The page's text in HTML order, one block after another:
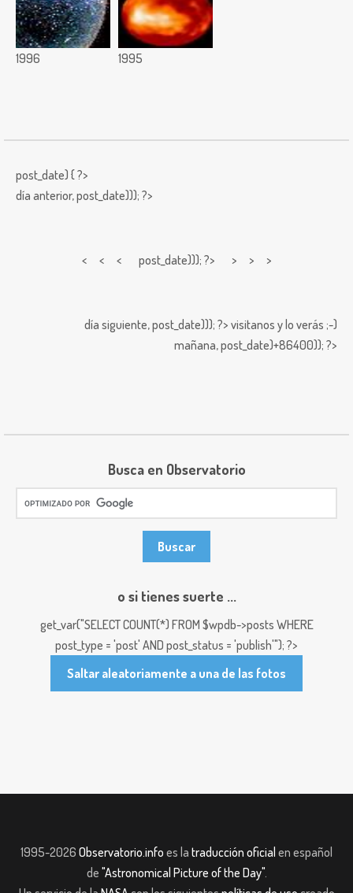
1996 1995
post_date) { ?>
día anterior,post_date))); ?>
< < < post_date))); ?> > > >
día siguiente,post_date))); ?> visitanos y lo verás ;-)
mañana,post_date)+86400)); ?>
Busca en Observatorio
o si tienes suerte ...
get_var("SELECT COUNT(*) FROM $wpdb->posts WHERE
post_type = 'post' AND post_status = 'publish'"); ?>
Saltar aleatoriamente a una de las fotos
1995-2026 Observatorio.info es la traducción oficial en español
de "Astronomical Picture of the Day".